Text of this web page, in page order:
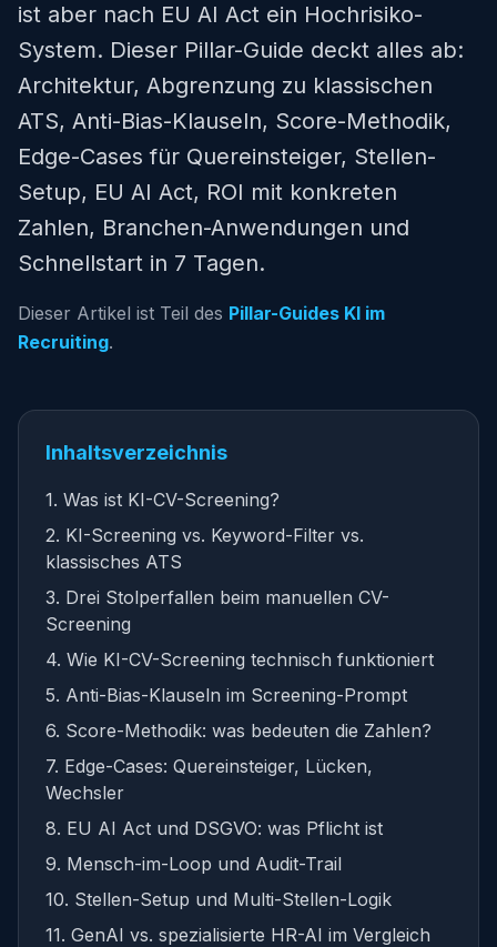
ist aber nach EU AI Act ein Hochrisiko-
System. Dieser Pillar-Guide deckt alles ab:
Architektur, Abgrenzung zu klassischen
ATS, Anti-Bias-Klauseln, Score-Methodik,
Edge-Cases für Quereinsteiger, Stellen-
Setup, EU AI Act, ROI mit konkreten
Zahlen, Branchen-Anwendungen und
Schnellstart in 7 Tagen.
Dieser Artikel ist Teil des Pillar-Guides KI im
Recruiting.
Inhaltsverzeichnis
1. Was ist KI-CV-Screening?
2. KI-Screening vs. Keyword-Filter vs.
klassisches ATS
3. Drei Stolperfallen beim manuellen CV-
Screening
4. Wie KI-CV-Screening technisch funktioniert
5. Anti-Bias-Klauseln im Screening-Prompt
6. Score-Methodik: was bedeuten die Zahlen?
7. Edge-Cases: Quereinsteiger, Lücken,
Wechsler
8. EU AI Act und DSGVO: was Pflicht ist
9. Mensch-im-Loop und Audit-Trail
10. Stellen-Setup und Multi-Stellen-Logik
11. GenAI vs. spezialisierte HR-AI im Vergleich